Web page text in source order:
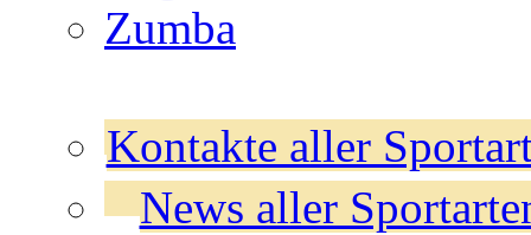
Zumba
Kontakte aller
News aller